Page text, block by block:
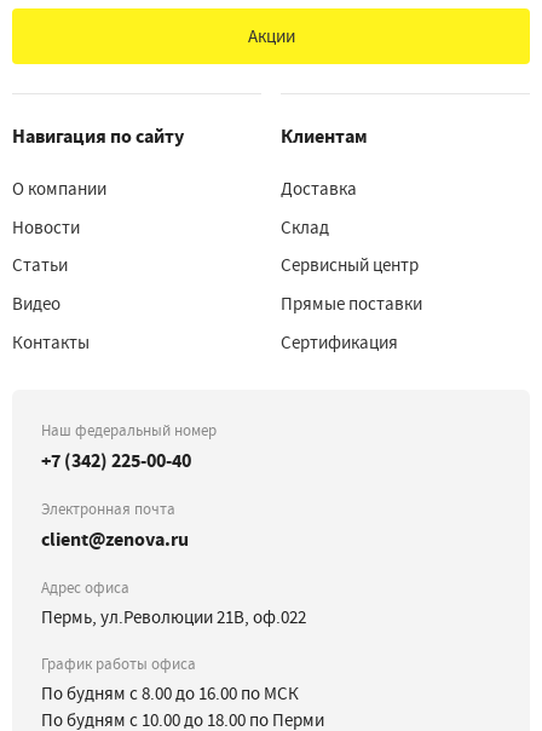
Акции
Навигация по сайту
О компании
Новости
Статьи
Видео
Контакты
Клиентам
Доставка
Склад
Сервисный центр
Прямые поставки
Сертификация
Наш федеральный номер
+7 (342) 225-00-40
Электронная почта
client@zenova.ru
Адрес офиса
Пермь, ул.Революции 21В, оф.022
График работы офиса
По будням с 8.00 до 16.00 по МСК
По будням с 10.00 до 18.00 по Перми